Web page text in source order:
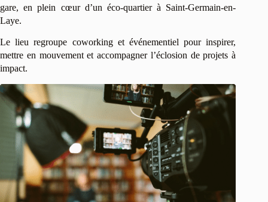
gare, en plein cœur d’un éco-quartier à Saint-Germain-en-
Laye.
Le lieu regroupe coworking et événementiel pour inspirer,
mettre en mouvement et accompagner l’éclosion de projets à
impact.